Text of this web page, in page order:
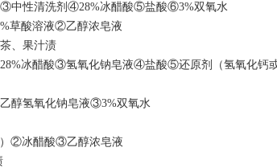
性清洗剂④28%冰醋酸⑤盐酸⑥3%双氧水
草酸溶液②乙醇浓皂液
、果汁渍
冰醋酸③氢氧化钠皂液④盐酸⑤还原剂（氢氧化钙或
醇氢氧化钠皂液③3%双氧水
②冰醋酸③乙醇浓皂液